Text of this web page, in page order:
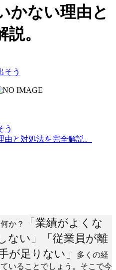
かない理由と
。
そう
う
と対処法を完全解説。
か？
「業績がよくな
ない」「従業員が離
が足りない」
多くの経
いることでしょう。そこで今